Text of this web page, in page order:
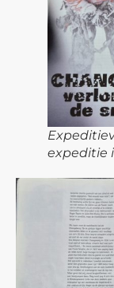
expeditie